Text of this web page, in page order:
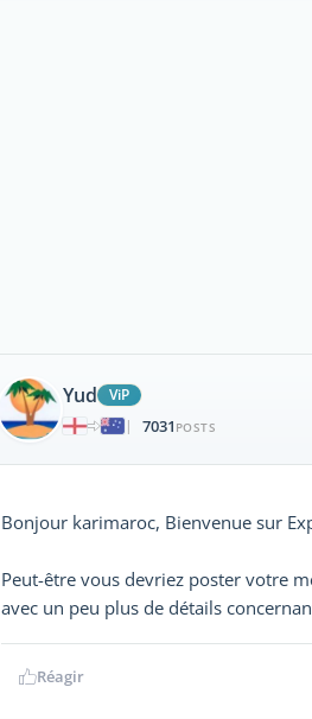
Yud
ViP
|
7031 POSTS
Bonjour karimaroc, Bienvenue sur
Peut-être vous devriez poster votre
avec un peu plus de détails
Réagir